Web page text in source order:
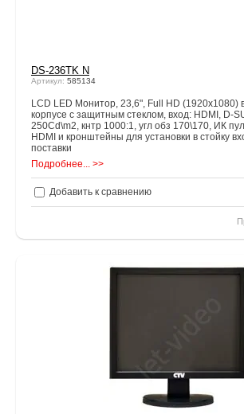
DS-236TK N
Артикул: 585134
LCD LED Монитор, 23,6", Full HD (1920x1080)
корпусе с защитным стеклом, вход: HDMI, D-
250Cd\m2, кнтр 1000:1, угл обз 170\170, ИК
HDMI и кронштейны для установки в стойку
поставки
Подробнее... >>
Добавить к сравнению